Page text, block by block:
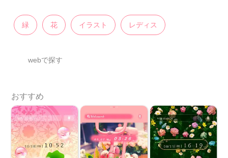
緑 花 イラスト レディス
webで探す
おすすめ